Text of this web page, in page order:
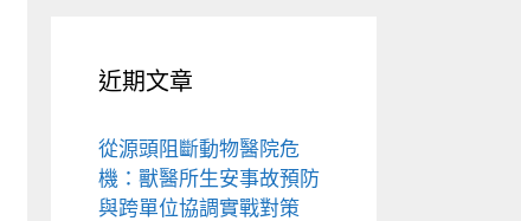
近期文章
從源頭阻斷動物醫院危
機：獸醫所生安事故預防
與跨單位協調實戰對策